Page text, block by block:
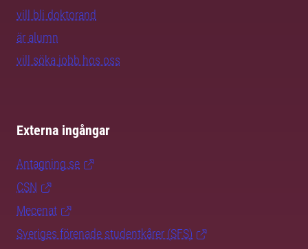
vill bli doktorand
är alumn
vill söka jobb hos oss
Externa ingångar
Antagning.se
CSN
Mecenat
Sveriges förenade studentkårer (SFS)